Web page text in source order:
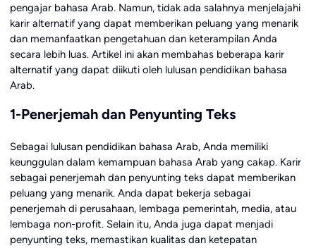
pengajar bahasa Arab. Namun, tidak ada salahnya menjelajahi
karir alternatif yang dapat memberikan peluang yang menarik
dan memanfaatkan pengetahuan dan keterampilan Anda
secara lebih luas. Artikel ini akan membahas beberapa karir
alternatif yang dapat diikuti oleh lulusan pendidikan bahasa
Arab.
1-Penerjemah dan Penyunting Teks
Sebagai lulusan pendidikan bahasa Arab, Anda memiliki
keunggulan dalam kemampuan bahasa Arab yang cakap. Karir
sebagai penerjemah dan penyunting teks dapat memberikan
peluang yang menarik. Anda dapat bekerja sebagai
penerjemah di perusahaan, lembaga pemerintah, media, atau
lembaga non-profit. Selain itu, Anda juga dapat menjadi
penyunting teks, memastikan kualitas dan ketepatan